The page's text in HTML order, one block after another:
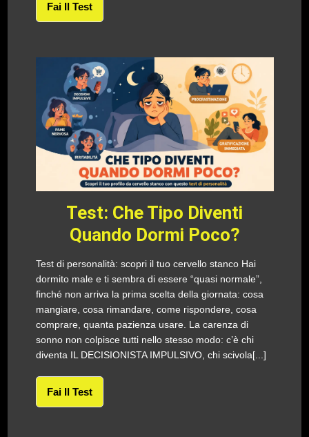
Fai Il Test
Test: Che Tipo Diventi
Quando Dormi Poco?
Test di personalità: scopri il tuo cervello stanco Hai
dormito male e ti sembra di essere “quasi normale”,
finché non arriva la prima scelta della giornata: cosa
mangiare, cosa rimandare, come rispondere, cosa
comprare, quanta pazienza usare. La carenza di
sonno non colpisce tutti nello stesso modo: c’è chi
diventa IL DECISIONISTA IMPULSIVO, chi scivola[...]
Fai Il Test